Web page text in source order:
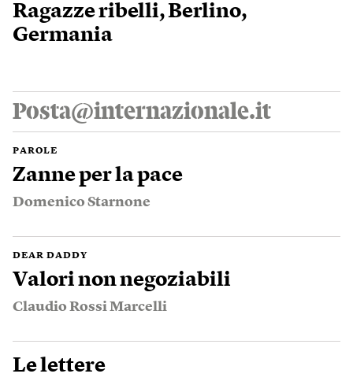
Ragazze ribelli, Berlino,
Germania
Posta@internazionale.it
PAROLE
Zanne per la pace
Domenico Starnone
DEAR DADDY
Valori non negoziabili
Claudio Rossi Marcelli
Le lettere